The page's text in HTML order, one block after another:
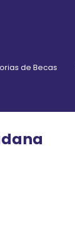
de Becas